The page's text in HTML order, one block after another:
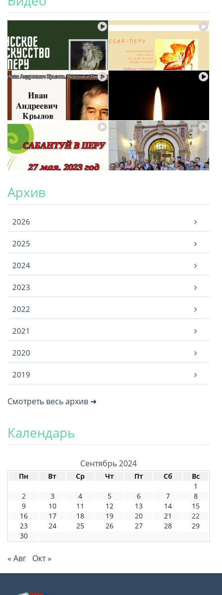
Архив
2026
2025
2024
2023
2022
2021
2020
2019
Смотреть весь архив ➜
Календарь
Сентябрь 2024
Пн Вт Ср Чт Пт Сб
Вс
1
2
3 4 5 6 7
8
9
10 11 12 13 14
15
16
17 18 19 20 21
22
23
24 25 26 27 28
29
30
« Авг Окт »